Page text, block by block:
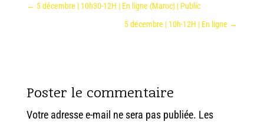
← 5 décembre | 10h30-12H | En ligne (Maroc) | Public
5 décembre | 10h-12H | En ligne →
Poster le commentaire
Votre adresse e-mail ne sera pas publiée. Les